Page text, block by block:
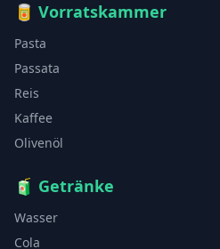
🥫 Vorratskammer
Pasta
Passata
Reis
Kaffee
Olivenöl
🧃 Getränke
Wasser
Cola